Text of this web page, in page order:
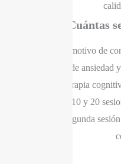
¿Cuántas
Depende del motivo de
los problemas de
sesiones con terapia
oscila entre 10 y 20
primera o segunda